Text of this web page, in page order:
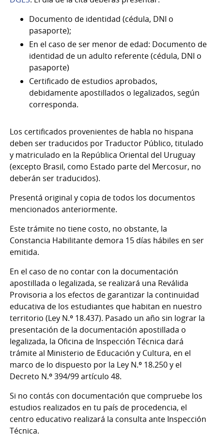
Documento de identidad (cédula, DNI o
pasaporte);
En el caso de ser menor de edad: Documento de
identidad de un adulto referente (cédula, DNI o
pasaporte)
Certificado de estudios aprobados,
debidamente apostillados o legalizados, según
corresponda.
Los certificados provenientes de habla no hispana
deben ser traducidos por Traductor Público, titulado
y matriculado en la República Oriental del Uruguay
(excepto Brasil, como Estado parte del Mercosur, no
deberán ser traducidos).
Presentá original y copia de todos los documentos
mencionados anteriormente.
Este trámite no tiene costo, no obstante, la
Constancia Habilitante demora 15 días hábiles en ser
emitida.
En el caso de no contar con la documentación
apostillada o legalizada, se realizará una Reválida
Provisoria a los efectos de garantizar la continuidad
educativa de los estudiantes que habitan en nuestro
territorio (Ley N.º 18.437). Pasado un año sin lograr la
presentación de la documentación apostillada o
legalizada, la Oficina de Inspección Técnica dará
trámite al Ministerio de Educación y Cultura, en el
marco de lo dispuesto por la Ley N.º 18.250 y el
Decreto N.º 394/99 artículo 48.
Si no contás con documentación que compruebe los
estudios realizados en tu país de procedencia, el
centro educativo realizará la consulta ante Inspección
Técnica.